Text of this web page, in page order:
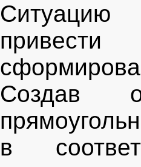
привести
Создав
в